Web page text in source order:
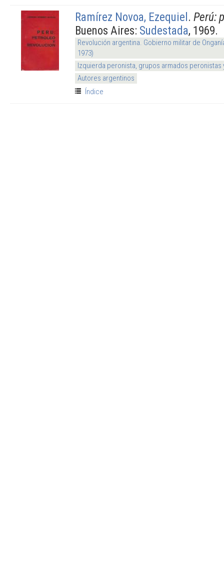
Ramírez Novoa, Ezequiel. Perú:
Buenos Aires: Sudestada, 1969.
Revolución argentina. Gobierno militar de
1973)
Izquierda peronista, grupos armados
Autores argentinos
Índice